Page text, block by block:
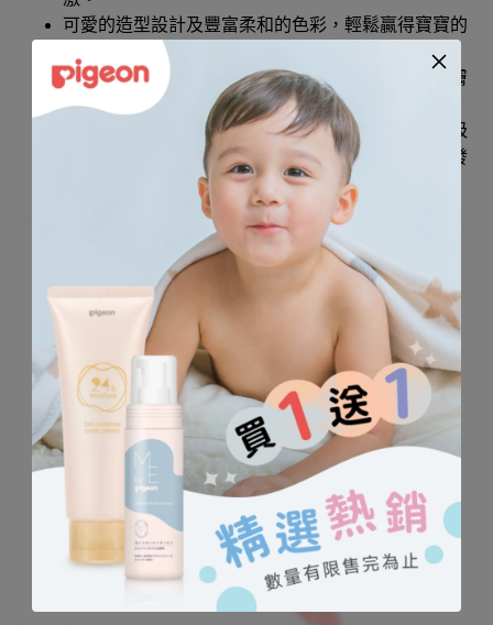
可愛的造型設計及豐富柔和的色彩，輕鬆贏得寶寶的
好奇與好感。
德國設計，品質保證，布面觸感柔軟細緻，給予皮膚
細緻的寶寶最溫柔的呵護。
內裝沙沙紙與按壓有聲機關，利用玩具聲音的反饋吸
引寶寶的注意力，提升產品與寶寶的互動，不只激發
聽覺感官，更給予有效安撫。